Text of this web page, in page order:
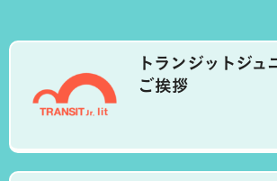
トランジットジ
ご挨拶